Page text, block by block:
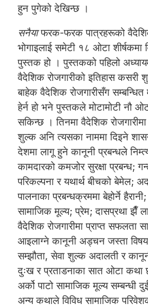
हुन पुगेको देखिन्छ ।
सनैयाफरक-फरक पात्रहरूको वैदेशिक
भोगाइलाई समेटी १८ ओटा शीर्षकमा
पुस्तक हो । पुस्तकको पहिलो
वैदेशिक रोजगारीको इतिहास कसरी
बाहेक वैदेशिक रोजगारीसँग सम्बन्धित
हेर्न हो भने पुस्तकले मोटामोटी नौ
सकिन्छ । तिनमा वैदेशिक
शुल्क अनि त्यसका नाममा दिइने
देशमा लागू हुने कानूनी प्रबन्धले
कामदारको कमजोर सुरक्षा प्रबन्ध;
परिकल्पना र यथार्थ बीचको बेमेल;
पालनाका प्रबन्धक्रममा बेहोर्ने
सामाजिक मूल्य; प्रेम; दासप्रथा झैँ
वैदेशिक रोजगारीमा प्राप्त सफलता
आइलाग्ने कानूनी अड्चन जस्ता
सम्झौता, सेवा शुल्क अदालती र
दुःख र प्रताडनाका सात ओटा कथा
अर्को पाटो सामाजिक मूल्य
अन्य कथाले विविध सामाजिक